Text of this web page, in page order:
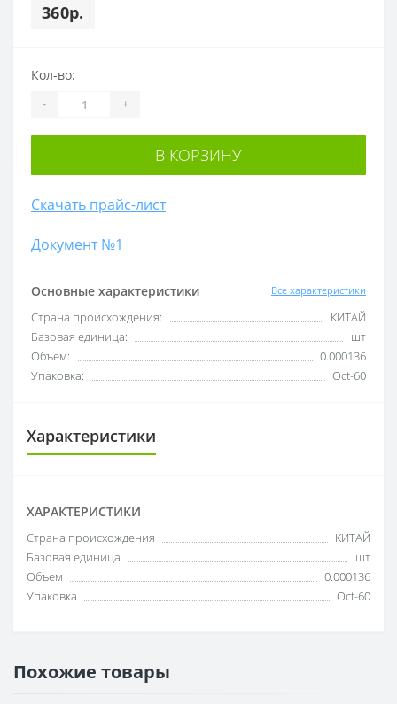
360р.
Основные характеристики Все характеристики
Cтрана происхождения:
КИТАЙ
Базовая единица:
шт
Объем:
0.000136
Упаковка:
Oct-60
Кол-во:
- +
В КОРЗИНУ
Скачать прайс-лист
Документ №1
Характеристики
ХАРАКТЕРИСТИКИ
Cтрана происхождения
КИТАЙ
Базовая единица
шт
Объем
0.000136
Упаковка
Oct-60
Похожие товары